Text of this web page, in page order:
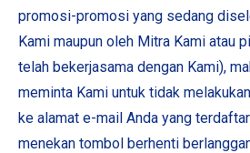
promosi-promosi yang sedang
Kami maupun oleh Mitra Kami atau
telah bekerjasama dengan Kami),
meminta Kami untuk tidak
ke alamat e-mail Anda yang
menekan tombol berhenti